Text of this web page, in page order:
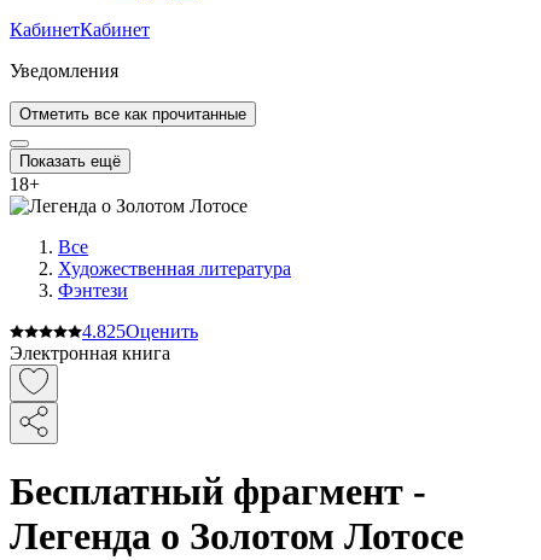
КабинетКабинет
Уведомления
Отметить все как прочитанные
Показать ещё
18+
Все
Художественная литература
Фэнтези
4.825Оценить
Электронная книга
Бесплатный фрагмент -
Легенда о Золотом Лотосе